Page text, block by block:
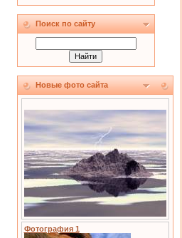
Поиск по сайту
Новые фото сайта
Фотография 1